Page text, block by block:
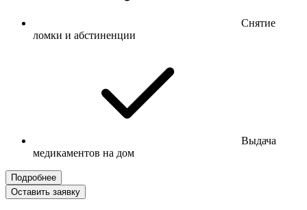
Снятие
ломки и абстиненции
Выдача
медикаментов на дом
Подробнее
Оставить заявку